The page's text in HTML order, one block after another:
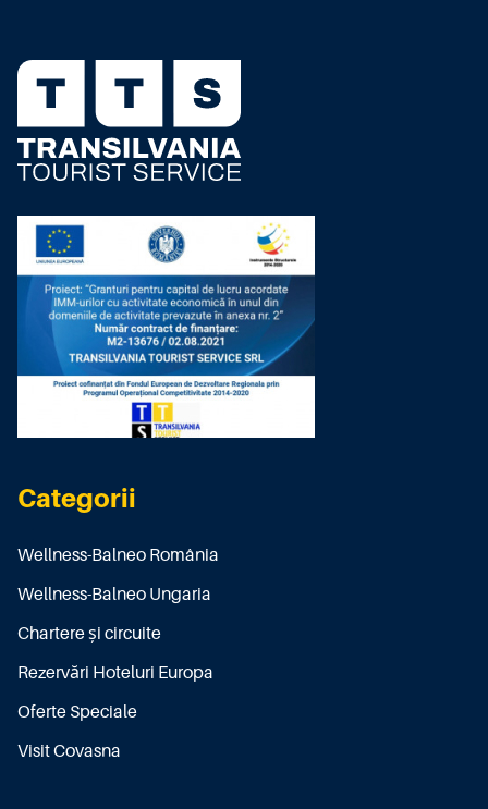
Categorii
Wellness-Balneo România
Wellness-Balneo Ungaria
Chartere și circuite
Rezervări Hoteluri Europa
Oferte Speciale
Visit Covasna